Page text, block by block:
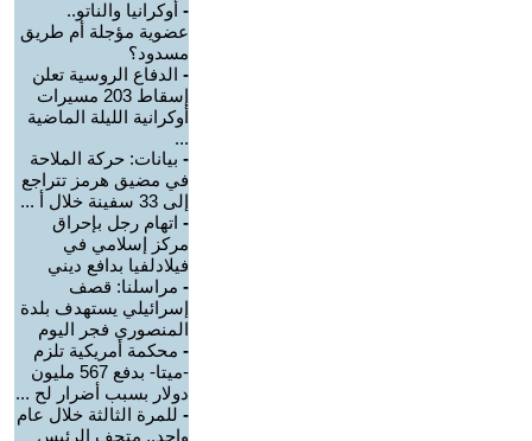
- أوكرانيا والناتو..
عضوية مؤجلة أم طريق
مسدود؟
- الدفاع الروسية تعلن
إسقاط 203 مسيرات
أوكرانية الليلة الماضية
...
- بيانات: حركة الملاحة
في مضيق هرمز تتراجع
إلى 33 سفينة خلال أ ...
- اتهام رجل بإحراق
مركز إسلامي في
فيلادلفيا بدافع ديني
- مراسلنا: قصف
إسرائيلي يستهدف بلدة
المنصوري فجر اليوم
- محكمة أمريكية تلزم
-ميتا- بدفع 567 مليون
دولار بسبب أضرار لح ...
- للمرة الثالثة خلال عام
واحد.. متحف الرئيس